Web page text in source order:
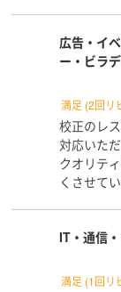
広告・イ
ー・ビラ
満足 (2回リ
校正のレ
対応いた
クオリテ
くさせて
IT・通信
満足 (1回リ